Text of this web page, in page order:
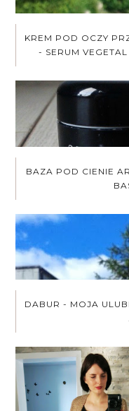
KREM POD OCZY
- SERUM
BAZA POD CIENIE
DABUR - MOJA